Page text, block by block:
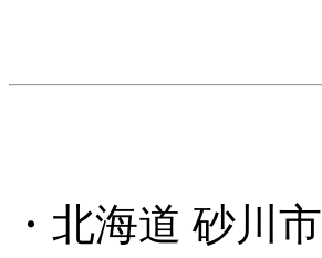
・北海道 砂川市